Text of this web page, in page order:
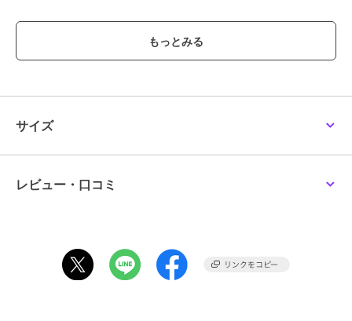
【機能性】
ご自宅でのお手入れが簡単
【素材の特徴】
従来のハイテンション裏起毛素材に比べ旭化成のベンベルグ（キュプ
繊細な滑らかさが、一度着用するとやみつきになる、
肌に気持ちの良い素材感となっております。
サイズ
レビュー・口コミ